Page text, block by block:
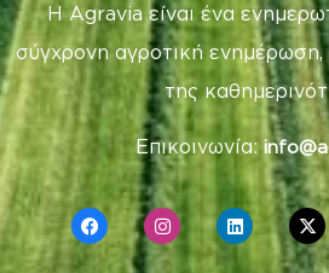
Η Agravia είναι ένα
σύγχρονη αγροτική ενημέρωση,
της
Επικοινωνία: